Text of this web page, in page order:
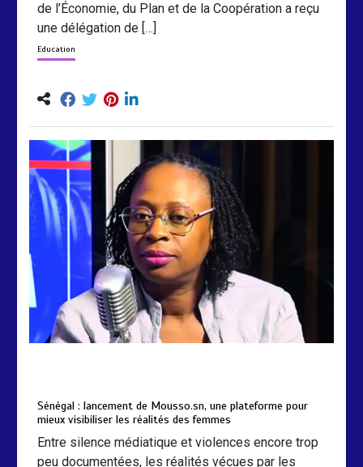
de l’Économie, du Plan et de la Coopération a reçu
une délégation de […]
Education
Sénégal : lancement de Mousso.sn, une plateforme pour
mieux visibiliser les réalités des femmes
Entre silence médiatique et violences encore trop
peu documentées, les réalités vécues par les